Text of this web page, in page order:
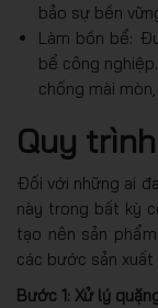
bảo sự bền
Làm bồn bể:
bể công
chống mài
Quy
Đối với những ai
này trong bất kỳ
tạo nên sản
các bước sản
Bước 1: Xử lý